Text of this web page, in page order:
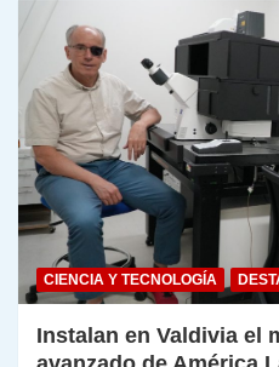
CIENCIA Y TECNOLOGÍA
Instalan en Valdivia el